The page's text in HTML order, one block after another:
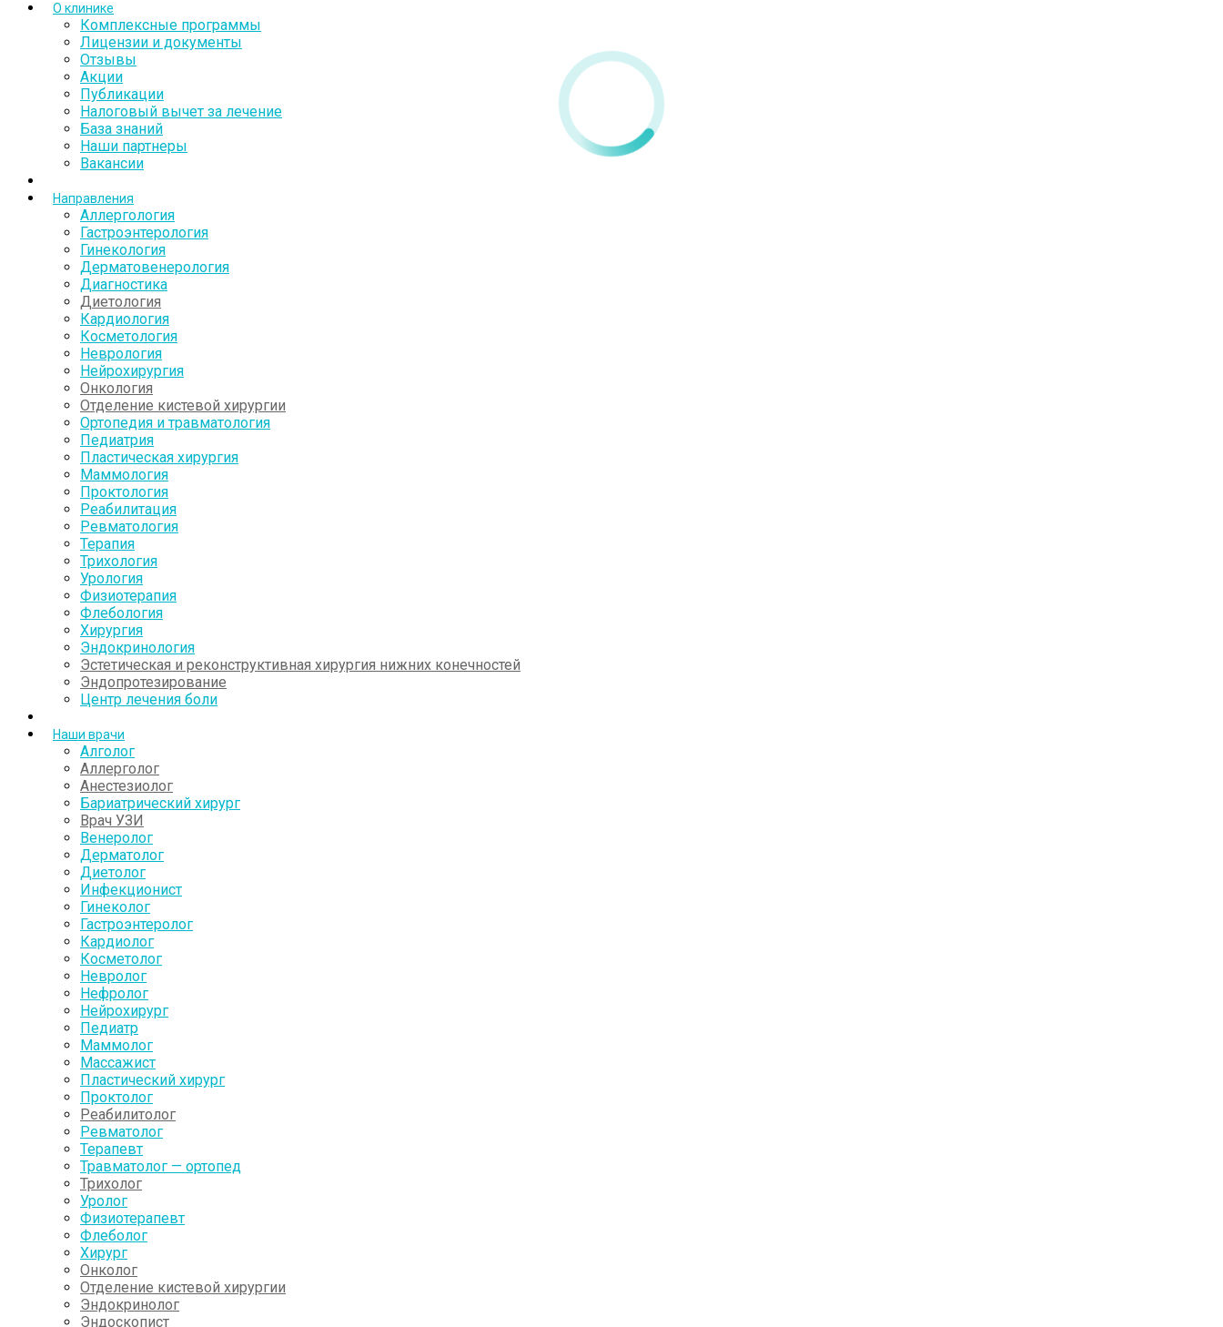
О клинике
Комплексные программы
Лицензии и документы
Отзывы
Акции
Публикации
Налоговый вычет за лечение
База знаний
Наши партнеры
Вакансии
Направления
Аллергология
Гастроэнтерология
Гинекология
Дерматовенерология
Диагностика
Диетология
Кардиология
Косметология
Неврология
Нейрохирургия
Онкология
Отделение кистевой хирургии
Ортопедия и травматология
Педиатрия
Пластическая хирургия
Маммология
Проктология
Реабилитация
Ревматология
Терапия
Трихология
Урология
Физиотерапия
Флебология
Хирургия
Эндокринология
Эстетическая и реконструктивная хирургия нижних конечностей
Эндопротезирование
Центр лечения боли
Наши врачи
Алголог
Аллерголог
Анестезиолог
Бариатрический хирург
Врач УЗИ
Венеролог
Дерматолог
Диетолог
Инфекционист
Гинеколог
Гастроэнтеролог
Кардиолог
Косметолог
Невролог
Нефролог
Нейрохирург
Педиатр
Маммолог
Массажист
Пластический хирург
Проктолог
Реабилитолог
Ревматолог
Терапевт
Травматолог — ортопед
Трихолог
Уролог
Физиотерапевт
Флеболог
Хирург
Онколог
Отделение кистевой хирургии
Эндокринолог
Эндоскопист